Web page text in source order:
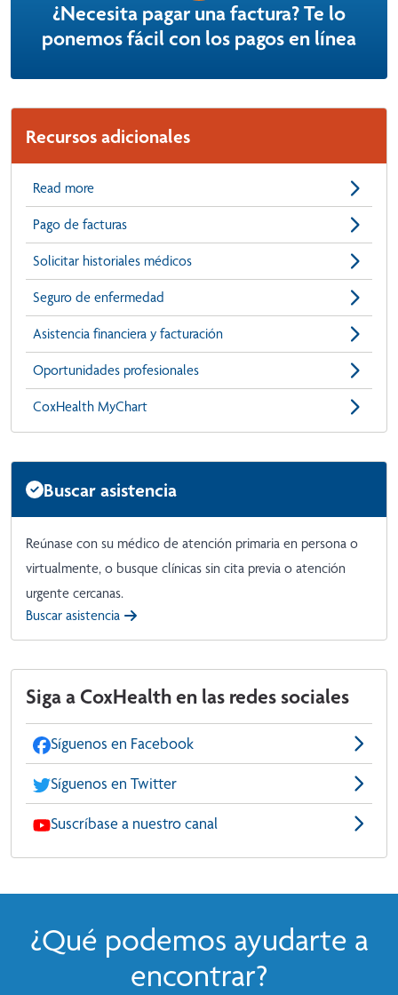
¿Necesita pagar una factura? Te lo
ponemos fácil con los pagos en línea
Recursos adicionales
Read more
Pago de facturas
Solicitar historiales médicos
Seguro de enfermedad
Asistencia financiera y facturación
Oportunidades profesionales
CoxHealth MyChart
Buscar asistencia
Reúnase con su médico de atención primaria en persona o
virtualmente, o busque clínicas sin cita previa o atención
urgente cercanas.
Buscar asistencia
Siga a CoxHealth en las redes sociales
Síguenos en Facebook
Síguenos en Twitter
Suscríbase a nuestro canal
¿Qué podemos ayudarte a
encontrar?